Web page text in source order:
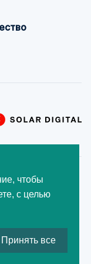
чтобы
с целью
Принять все